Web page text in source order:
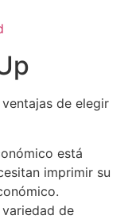
de elegir
está
imprimir su
variedad de